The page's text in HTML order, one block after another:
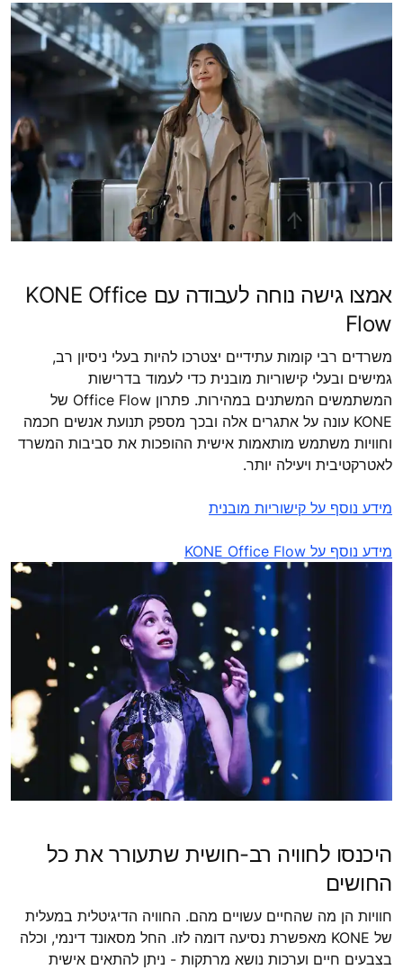
אמצו גישה נוחה לעבודה עם KONE Office
Flow
משרדים רבי קומות עתידיים יצטרכו להיות בעלי ניסיון רב,
גמישים ובעלי קישוריות מובנית כדי לעמוד בדרישות
המשתמשים המשתנים במהירות. פתרון Office Flow של
KONE עונה על אתגרים אלה ובכך מספק תנועת אנשים חכמה
וחוויות משתמש מותאמות אישית ההופכות את סביבות המשרד
לאטרקטיבית ויעילה יותר.
מידע נוסף על קישוריות מובנית
מידע נוסף על KONE Office Flow
היכנסו לחוויה רב-חושית שתעורר את כל
החושים
חוויות הן מה שהחיים עשויים מהם. החוויה הדיגיטלית במעלית
של KONE מאפשרת נסיעה דומה לזו. החל מסאונד דינמי, וכלה
בצבעים חיים וערכות נושא מרתקות - ניתן להתאים אישית